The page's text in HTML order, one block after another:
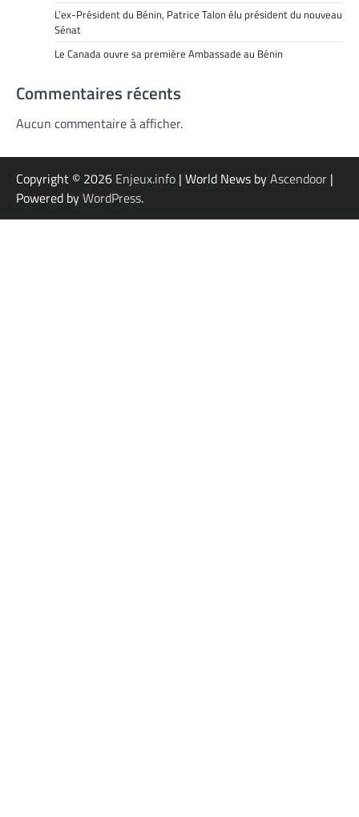
L’ex-Président du Bénin, Patrice Talon élu président du nouveau
Sénat
Le Canada ouvre sa première Ambassade au Bénin
Commentaires récents
Aucun commentaire à afficher.
Copyright © 2026 Enjeux.info | World News byAscendoor |
Powered byWordPress.